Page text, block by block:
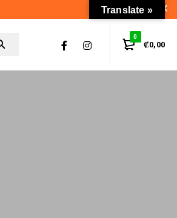
0
₡0,00
Translate »